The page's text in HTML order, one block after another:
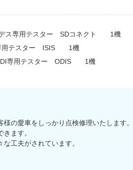
デス専用テスター SDコネクト 1機
用テスター ISIS 1機
専用テスター ODIS 1機
の愛車をしっかり点検修理いたします。
ます。
工夫がされています。